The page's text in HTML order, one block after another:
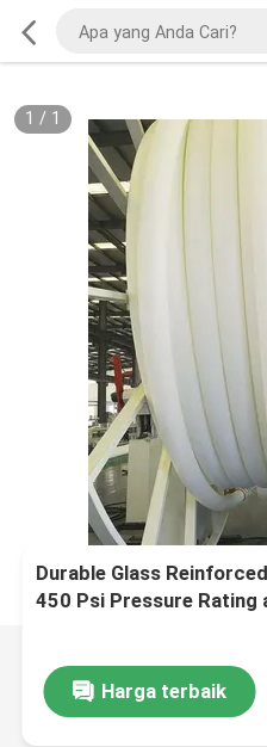
1 / 1
Durable Glass
450 Psi Pressure Rating
Harga terbaik